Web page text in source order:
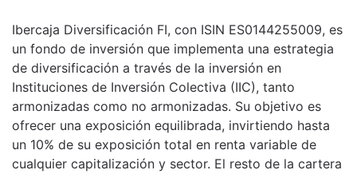
Ibercaja Diversificación FI, con ISIN ES0144255009, es
un fondo de inversión que implementa una estrategia
de diversificación a través de la inversión en
Instituciones de Inversión Colectiva (IIC), tanto
armonizadas como no armonizadas. Su objetivo es
ofrecer una exposición equilibrada, invirtiendo hasta
un 10% de su exposición total en renta variable de
cualquier capitalización y sector. El resto de la cartera